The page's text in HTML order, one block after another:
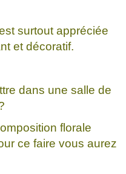
surtout appréciée
et décoratif.
dans une salle de
florale
ce faire vous aurez